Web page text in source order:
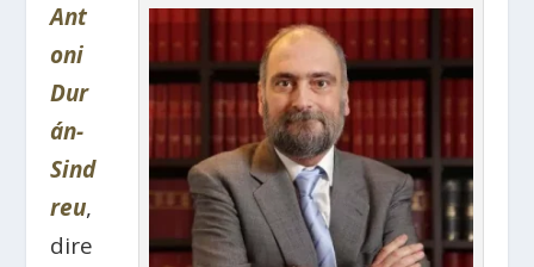
Ant
oni
Dur
án-
Sind
reu,
dire